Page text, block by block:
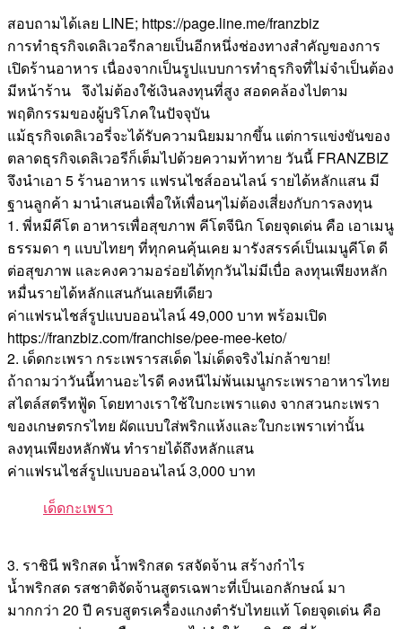
สอบถามได้เลย LINE; https://page.line.me/franzbiz
การทำธุรกิจเดลิเวอรีกลายเป็นอีกหนึ่งช่องทางสำคัญของการ
เปิดร้านอาหาร เนื่องจากเป็นรูปแบบการทำธุรกิจที่ไม่จำเป็นต้อง
มีหน้าร้าน จึงไม่ต้องใช้เงินลงทุนที่สูง สอดคล้องไปตาม
พฤติกรรมของผู้บริโภคในปัจจุบัน
แม้ธุรกิจเดลิเวอรี่จะได้รับความนิยมมากขึ้น แต่การแข่งขันของ
ตลาดธุรกิจเดลิเวอรีก็เต็มไปด้วยความท้าทาย วันนี้ FRANZBIZ
จึงนำเอา 5 ร้านอาหาร แฟรนไชส์ออนไลน์ รายได้หลักแสน มี
ฐานลูกค้า มานำเสนอเพื่อให้เพื่อนๆไม่ต้องเสี่ยงกับการลงทุน
1. พี่หมีคีโต อาหารเพื่อสุขภาพ คีโตจีนิก โดยจุดเด่น คือ เอาเมนู
ธรรมดา ๆ แบบไทยๆ ที่ทุกคนคุ้นเคย มารังสรรค์เป็นเมนูคีโต ดี
ต่อสุขภาพ และคงความอร่อยได้ทุกวันไม่มีเบื่อ ลงทุนเพียงหลัก
หมื่นรายได้หลักแสนกันเลยทีเดียว
ค่าแฟรนไชส์รูปแบบออนไลน์ 49,000 บาท พร้อมเปิด
https://franzbiz.com/franchise/pee-mee-keto/
2. เด็ดกะเพรา กระเพรารสเด็ด ไม่เด็ดจริงไม่กล้าขาย!
ถ้าถามว่าวันนี้ทานอะไรดี คงหนีไม่พ้นเมนูกระเพราอาหารไทย
สไตล์สตรีทฟู้ด โดยทางเราใช้ใบกะเพราแดง จากสวนกะเพรา
ของเกษตรกรไทย ผัดแบบใส่พริกแห้งและใบกะเพราเท่านั้น
ลงทุนเพียงหลักพัน ทำรายได้ถึงหลักแสน
ค่าแฟรนไชส์รูปแบบออนไลน์ 3,000 บาท
เด็ดกะเพรา
3. ราชินี พริกสด น้ำพริกสด รสจัดจ้าน สร้างกำไร
น้ำพริกสด รสชาติจัดจ้านสูตรเฉพาะที่เป็นเอกลักษณ์ มา
มากกว่า 20 ปี ครบสูตรเครื่องแกงตํารับไทยแท้ โดยจุดเด่น คือ